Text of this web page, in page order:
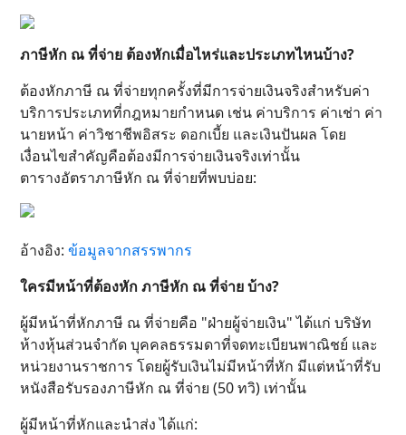
ภาษีหัก ณ ที่จ่าย ต้องหักเมื่อไหร่และประเภทไหนบ้าง?
ต้องหักภาษี ณ ที่จ่ายทุกครั้งที่มีการจ่ายเงินจริงสำหรับค่า
บริการประเภทที่กฎหมายกำหนด เช่น ค่าบริการ ค่าเช่า ค่า
นายหน้า ค่าวิชาชีพอิสระ ดอกเบี้ย และเงินปันผล โดย
เงื่อนไขสำคัญคือต้องมีการจ่ายเงินจริงเท่านั้น
ตารางอัตราภาษีหัก ณ ที่จ่ายที่พบบ่อย:
อ้างอิง: ข้อมูลจากสรรพากร
ใครมีหน้าที่ต้องหัก ภาษีหัก ณ ที่จ่าย บ้าง?
ผู้มีหน้าที่หักภาษี ณ ที่จ่ายคือ "ฝ่ายผู้จ่ายเงิน" ได้แก่ บริษัท
ห้างหุ้นส่วนจำกัด บุคคลธรรมดาที่จดทะเบียนพาณิชย์ และ
หน่วยงานราชการ โดยผู้รับเงินไม่มีหน้าที่หัก มีแต่หน้าที่รับ
หนังสือรับรองภาษีหัก ณ ที่จ่าย (50 ทวิ) เท่านั้น
ผู้มีหน้าที่หักและนำส่ง ได้แก่: